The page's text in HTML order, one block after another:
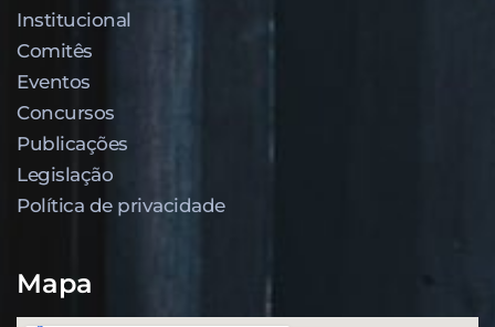
Institucional
Comitês
Eventos
Concursos
Publicações
Legislação
Política de privacidade
Mapa